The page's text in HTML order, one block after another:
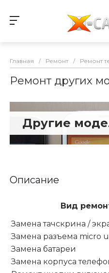
Главная / Ремонт / Ремонт
Ремонт других
Другие
Описание
Вид
Замена тачскрина /
Замена разъема micro
Замена батареи
Замена корпуса